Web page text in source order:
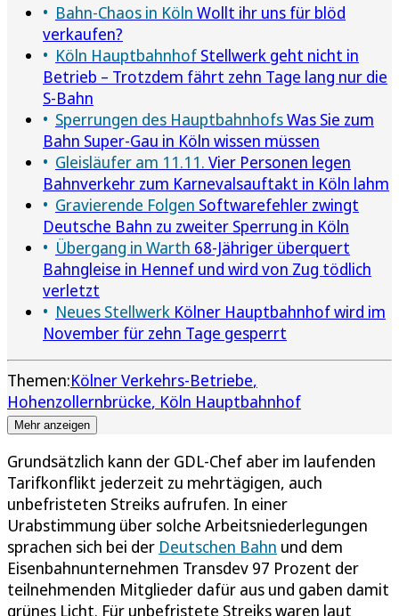
Bahn-Chaos in Köln Wollt ihr uns für blöd
verkaufen?
Köln Hauptbahnhof Stellwerk geht nicht in
Betrieb – Trotzdem fährt zehn Tage lang nur die
S-Bahn
Sperrungen des HauptbahnhofsWas Sie zum
Bahn Super-Gau in Köln wissen müssen
Gleisläufer am 11.11. Vier Personen legen
Bahnverkehr zum Karnevalsauftakt in Köln lahm
Gravierende Folgen Softwarefehler zwingt
Deutsche Bahn zu zweiter Sperrung in Köln
Übergang in Warth 68-Jähriger überquert
Bahngleise in Hennef und wird von Zug tödlich
verletzt
Neues Stellwerk Kölner Hauptbahnhof wird im
November für zehn Tage gesperrt
Themen:Kölner Verkehrs-Betriebe
Hohenzollernbrücke Köln Hauptbahnhof
Mehr anzeigen
Grundsätzlich kann der GDL-Chef aber im laufenden
Tarifkonflikt jederzeit zu mehrtägigen, auch
unbefristeten Streiks aufrufen. In einer
Urabstimmung über solche Arbeitsniederlegungen
sprachen sich bei der Deutschen Bahn und dem
Eisenbahnunternehmen Transdev 97 Prozent der
teilnehmenden Mitglieder dafür aus und gaben damit
grünes Licht. Für unbefristete Streiks waren laut